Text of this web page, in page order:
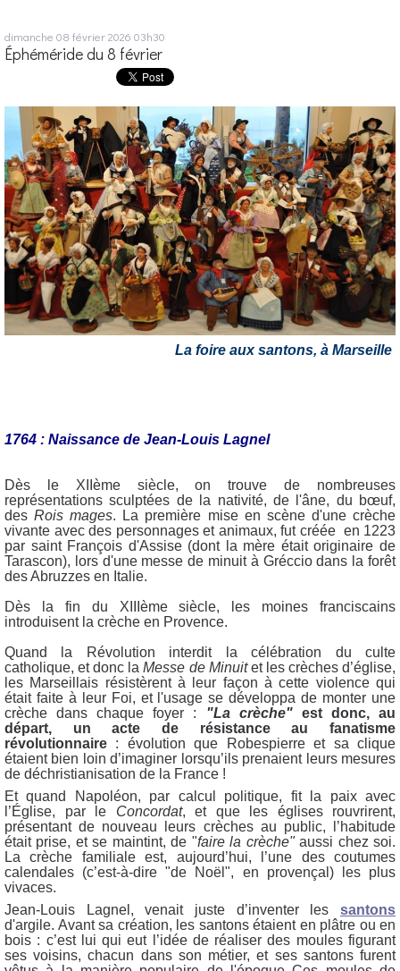
dimanche 08 février 2026 03h30
Éphéméride du 8 février
La foire aux santons, à Marseille
1764 : Naissance de Jean-Louis Lagnel
Dès le XIIème siècle, on trouve de nombreuses
représentations sculptées de la nativité, de l'âne, du bœuf,
desRois mages. La première mise en scène d'une crèche
vivante avec des personnages et animaux, fut créée en 1223
par saint François d'Assise (dont la mère était originaire de
Tarascon), lors d'une messe de minuit à Gréccio dans la forêt
des Abruzzes en Italie.
Dès la fin du XIIIème siècle, les moines franciscains
introduisent la crèche en Provence.
Quand la Révolution interdit la célébration du culte
catholique, et donc laMesse de Minuitet les crèches d’église,
les Marseillais résistèrent à leur façon à cette violence qui
était faite à leur Foi, et l'usage se développa de monter une
crèche dans chaque foyer : "La crèche"
est donc, au
départ, un acte de résistance au fanatisme
révolutionnaire : évolution que Robespierre et sa clique
étaient bien loin d’imaginer lorsqu’ils prenaient leurs mesures
de déchristianisation de la France !
Et quand Napoléon, par calcul politique, fit la paix avec
l’Église, par le Concordat, et que les églises rouvrirent,
présentant de nouveau leurs crèches au public, l’habitude
était prise, et se maintint, de "faire la crèche"aussi chez soi.
La crèche familiale est, aujourd’hui, l’une des coutumes
calendales (c’est-à-dire "de Noël", en provençal) les plus
vivaces.
Jean-Louis Lagnel, venait juste d’inventer les santons
d'argile. Avant sa création, les santons étaient en plâtre ou en
bois : c’est lui qui eut l’idée de réaliser des moules figurant
ses voisins, chacun dans son métier, et ses santons furent